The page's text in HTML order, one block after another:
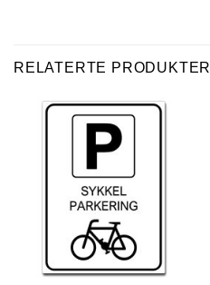
RELATERTE PRODUKTER